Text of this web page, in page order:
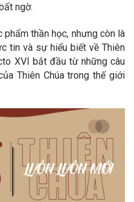
ngờ.
thần học, nhưng còn là
tin và sự hiểu biết về Thiên
XVI bắt đầu từ những câu
Thiên Chúa trong thế giới